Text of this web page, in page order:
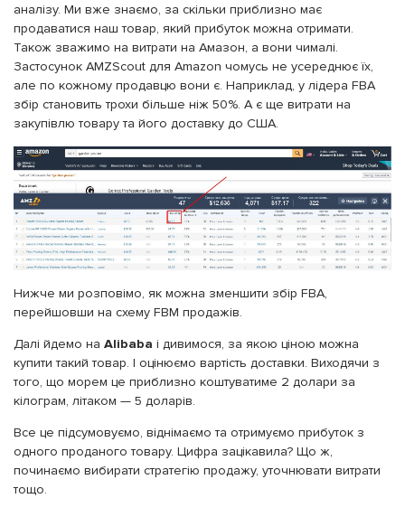
аналізу. Ми вже знаємо, за скільки приблизно має
продаватися наш товар, який прибуток можна отримати.
Також зважимо на витрати на Амазон, а вони чималі.
Застосунок AMZScout для Amazon чомусь не усереднює їх,
але по кожному продавцю вони є. Наприклад, у лідера FBA
збір становить трохи більше ніж 50%. А є ще витрати на
закупівлю товару та його доставку до США.
Нижче ми розповімо, як можна зменшити збір FBA,
перейшовши на схему FBM продажів.
Далі йдемо на Alibaba і дивимося, за якою ціною можна
купити такий товар. І оцінюємо вартість доставки. Виходячи з
того, що морем це приблизно коштуватиме 2 долари за
кілограм, літаком — 5 доларів.
Все це підсумовуємо, віднімаємо та отримуємо прибуток з
одного проданого товару. Цифра зацікавила? Що ж,
починаємо вибирати стратегію продажу, уточнювати витрати
тощо.